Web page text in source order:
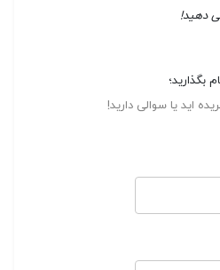
دهید!
بگذارید؛
اید یا سوالی دارید!